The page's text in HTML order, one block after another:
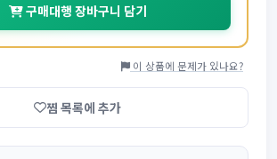
구매대행 장바구니 담기
이 상품에 문제가 있나요?
찜 목록에 추가